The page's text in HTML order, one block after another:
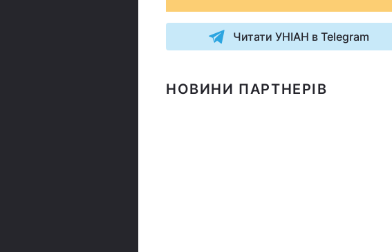
Читати УНІАН в Telegram
НОВИНИ ПАРТНЕРІВ